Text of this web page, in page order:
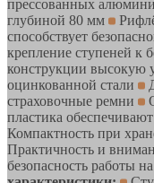
прессованных
глубиной 80 мм
способствует
крепление ступеней к
конструкции высокую
оцинкованной стали
страховочные ремни
пластика
Компактность при
Практичность и
безопасность работы